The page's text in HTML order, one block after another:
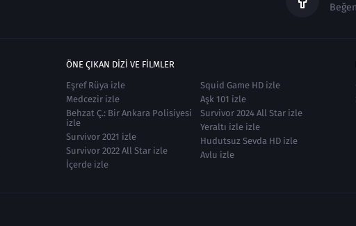
Beğen
ÖNE ÇIKAN DIZI VE FILMLER
Eşref Rüya izle
Medcezir izle
Behzat Ç.: Bir Ankara Polisiyesi
izle
Survivor 2021 izle
Survivor 2022 All Star izle
İçerde izle
Squid Game HD izle
Aşk 101 izle
Survivor 2024 All Star izle
Yeraltı izle izle
Hudutsuz Sevda HD izle
Avlu izle